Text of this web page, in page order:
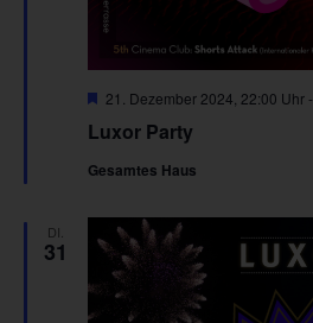
Luxor Party
Hervorgehoben
21. Dezember 2024, 22:00 Uhr-
Gesamtes Haus
DI.
31